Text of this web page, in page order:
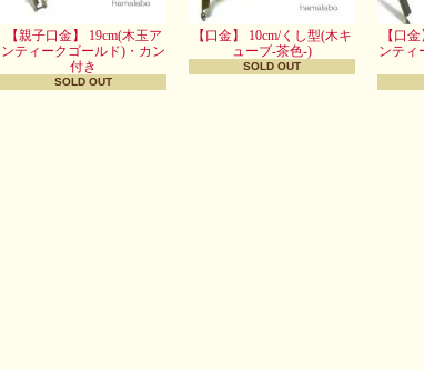
【親子口金】 19cm(木玉ア
ンティークゴールド)・カン
付き
SOLD OUT
【口金】 10cm/くし型(木キ
ューブ-茶色-)
SOLD OUT
【口
ンティ